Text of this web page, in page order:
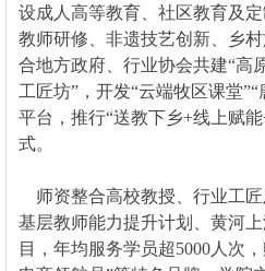
设成人高等教育、社区教育及
教师研修、非遗技艺创新、乡
合地方政府、行业协会共建“高
工匠坊”，开发“云端牧区课堂
平台，推行“送教下乡+线上赋
式。
师资整合高校教授、行业工
基层教师能力提升计划、黄河
目，年均服务学员超5000人次